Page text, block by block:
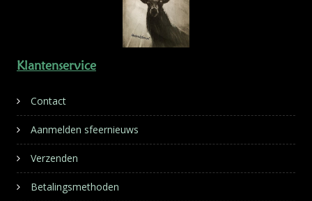
Klantenservice
Contact
Aanmelden sfeernieuws
Verzenden
Betalingsmethoden